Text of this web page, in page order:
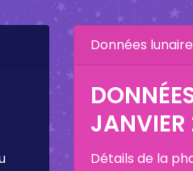
Données
Détails de la